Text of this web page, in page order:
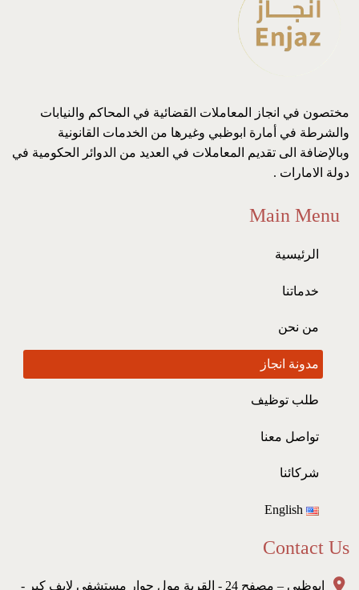
مختصون في انجاز المعاملات القضائية في المحاكم والنيابات
والشرطة في أمارة ابوظبي وغيرها من الخدمات القانونية
وبالإضافة الى تقديم المعاملات في العديد من الدوائر الحكومية في
دولة الامارات .
Main Menu
الرئيسية
خدماتنا
من نحن
مدونة انجاز
طلب توظيف
تواصل معنا
شركائنا
English
Contact Us
ابوظبي – مصفح 24 - القرية مول جوار مستشفى لايف كير -